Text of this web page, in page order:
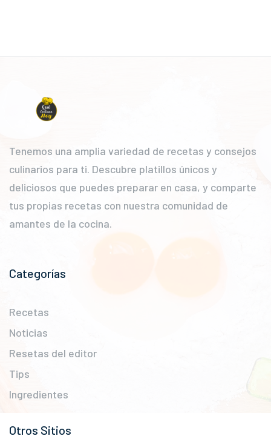
Tenemos una amplia variedad de recetas y consejos
culinarios para ti. Descubre platillos únicos y
deliciosos que puedes preparar en casa, y comparte
tus propias recetas con nuestra comunidad de
amantes de la cocina.
Categorías
Recetas
Noticias
Resetas del editor
Tips
Ingredientes
Otros Sitios